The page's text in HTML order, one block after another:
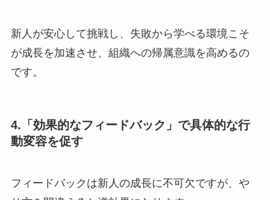
新人が安心して挑戦し、失敗から学べる環境こそ
が成長を加速させ、組織への帰属意識を高めるの
です。
4.「効果的なフィードバック」で具体的な行
動変容を促す
フィードバックは新人の成長に不可欠ですが、や